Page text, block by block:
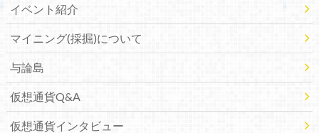
イベント紹介
マイニング(採掘)について
与論島
仮想通貨Q&A
仮想通貨インタビュー